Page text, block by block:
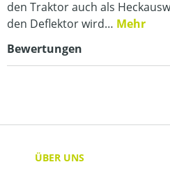
den Traktor auch als
den Deflektor wird… Mehr
Bewertungen
ÜBER UNS